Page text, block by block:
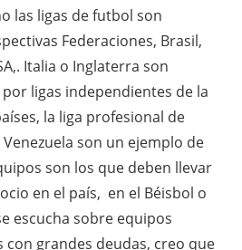
las ligas de futbol son
Federaciones, Brasil,
Italia o Inglaterra son
ligas independientes de la
la liga profesional de
son un ejemplo de
son los que deben llevar
en el país, en el Béisbol o
escucha sobre equipos
grandes deudas, creo que